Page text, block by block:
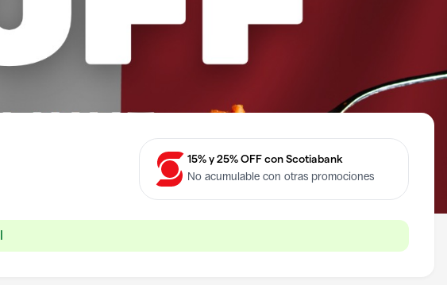
15% y 25% OFF con Scotiabank
No acumulable con otras promociones